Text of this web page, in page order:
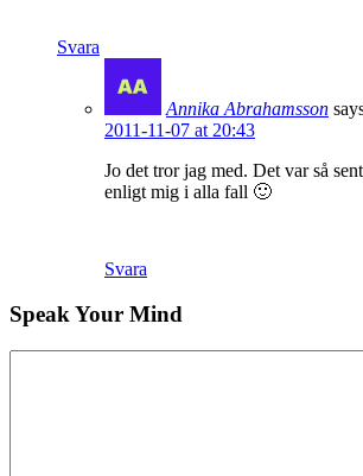
Svara
Annika Abrahamsson
2011-11-07 at 20:43
Jo det tror jag med. Det var så
enligt mig i alla fall 🙂
Svara
Speak Your Mind